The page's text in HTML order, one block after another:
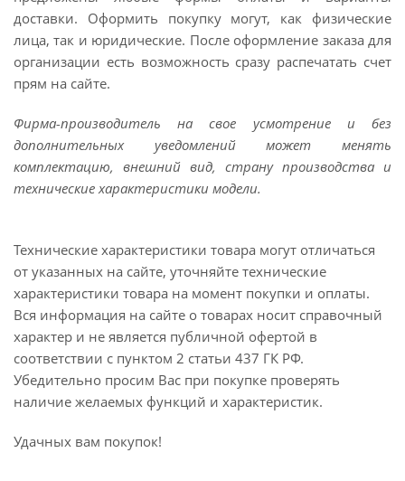
доставки. Оформить покупку могут, как физические
лица, так и юридические. После оформление заказа для
организации есть возможность сразу распечатать счет
прям на сайте.
Фирма-производитель на свое усмотрение и без
дополнительных уведомлений может менять
комплектацию, внешний вид, страну производства и
технические характеристики модели.
Технические характеристики товара могут отличаться
от указанных на сайте, уточняйте технические
характеристики товара на момент покупки и оплаты.
Вся информация на сайте о товарах носит справочный
характер и не является публичной офертой в
соответствии с пунктом 2 статьи 437 ГК РФ.
Убедительно просим Вас при покупке проверять
наличие желаемых функций и характеристик.
Удачных вам покупок!